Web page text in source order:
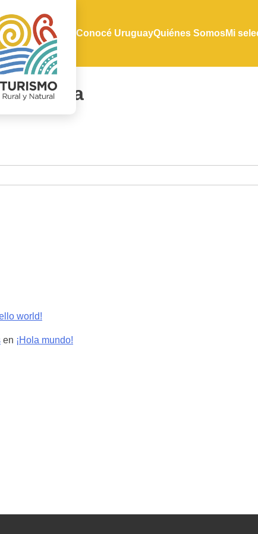
Conocé UruguayQuiénes SomosMi
Serrana
world!
en ¡Hola mundo!